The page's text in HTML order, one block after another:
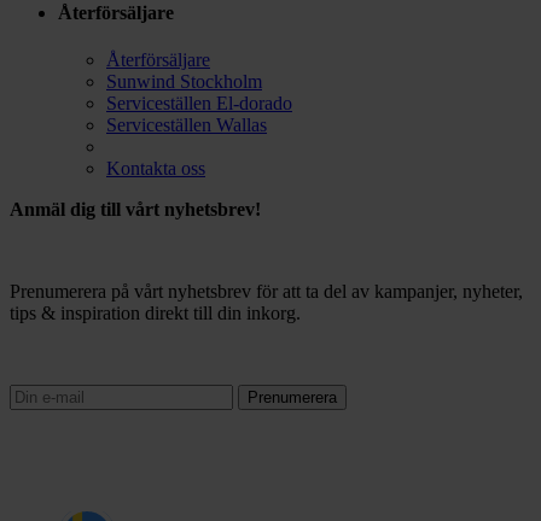
Återförsäljare
Återförsäljare
Sunwind Stockholm
Serviceställen El-dorado
Serviceställen Wallas
Kontakta oss
Anmäl dig till vårt nyhetsbrev!
Prenumerera på vårt nyhetsbrev för att ta del av kampanjer, nyheter,
tips & inspiration direkt till din inkorg.
Prenumerera